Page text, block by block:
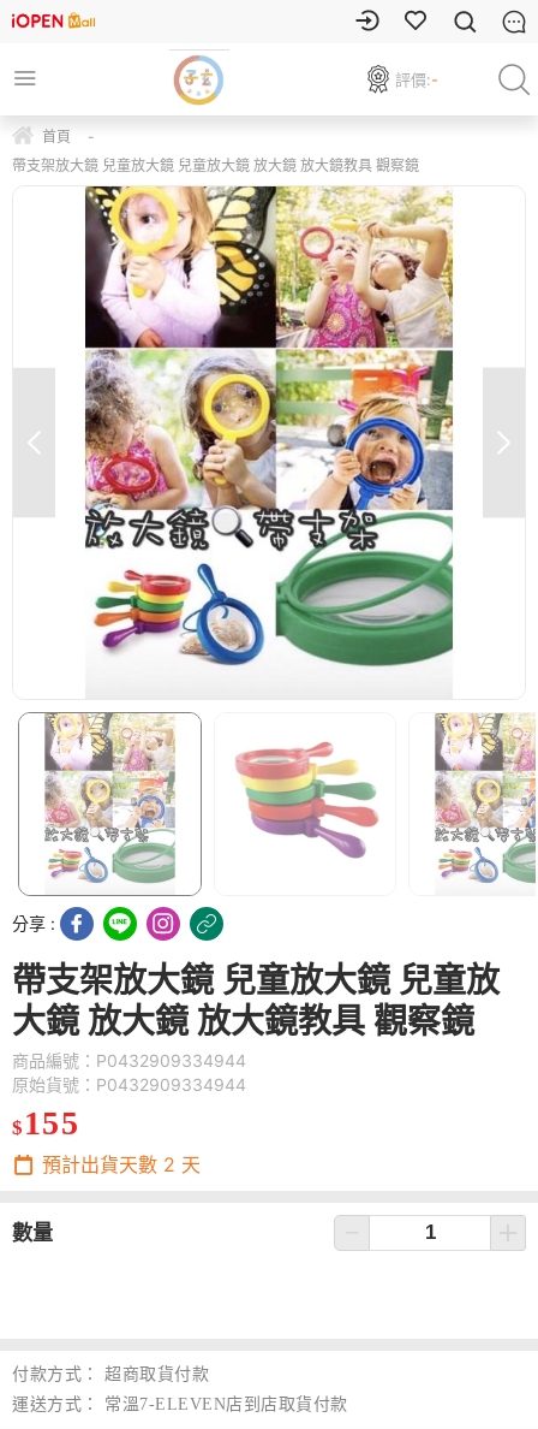
評價:-
首頁
-
帶支架放大鏡 兒童放大鏡 兒童放大鏡 放大鏡 放大鏡教具 觀察鏡
分享 :
帶支架放大鏡 兒童放大鏡 兒童放
大鏡 放大鏡 放大鏡教具 觀察鏡
商品編號：P0432909334944
原始貨號：P0432909334944
$ 155
預計出貨天數 2 天
數量
付款方式：
超商取貨付款
運送方式：
常溫7-ELEVEN店到店取貨付款